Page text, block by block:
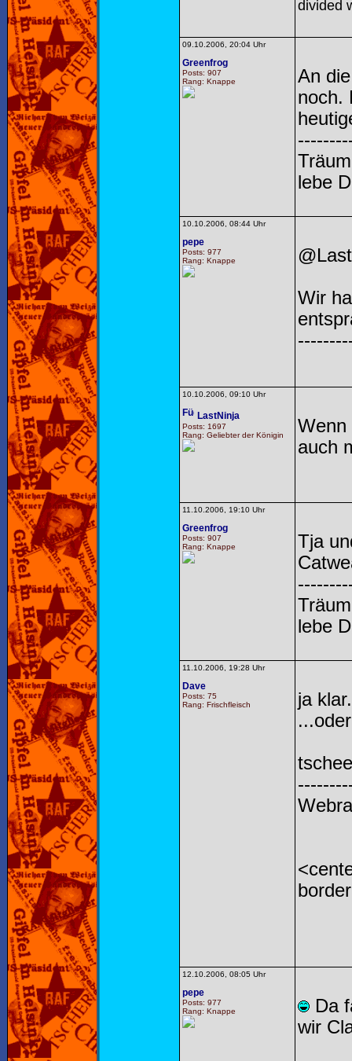
divided
09.10.2006, 20:04 Uhr
Greenfrog
Posts: 907
Rang: Knappe
An
noch.
lebe
10.10.2006, 08:44 Uhr
pepe
Posts: 977
Rang: Knappe
Wir
10.10.2006, 09:10 Uhr
LastNinja
Posts: 1697
Rang: Geliebter der Königin
Wenn
auch
11.10.2006, 19:10 Uhr
Greenfrog
Posts: 907
Rang: Knappe
Tja
lebe
11.10.2006, 19:28 Uhr
Dave
Posts: 75
Rang: Frischfleisch
ja
12.10.2006, 08:05 Uhr
pepe
Posts: 977
Rang: Knappe
Da
wir